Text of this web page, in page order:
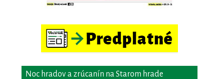
Noc hradov a zrúcanín na Starom hrade